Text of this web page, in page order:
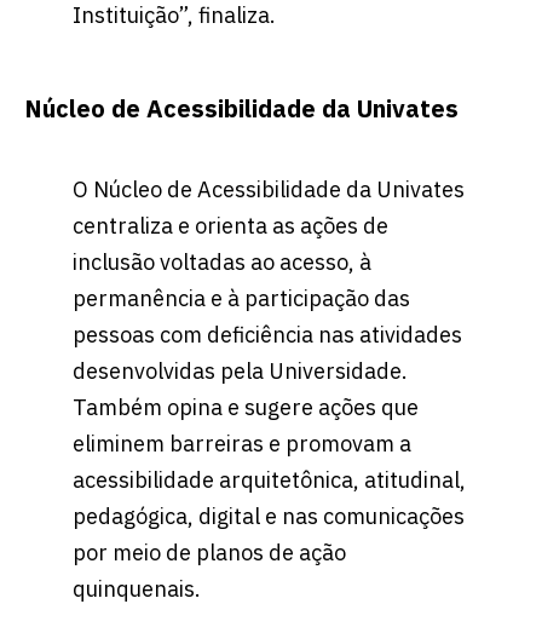
Instituição”, finaliza.
Núcleo de Acessibilidade da Univates
O Núcleo de Acessibilidade da Univates
centraliza e orienta as ações de
inclusão voltadas ao acesso, à
permanência e à participação das
pessoas com deficiência nas atividades
desenvolvidas pela Universidade.
Também opina e sugere ações que
eliminem barreiras e promovam a
acessibilidade arquitetônica, atitudinal,
pedagógica, digital e nas comunicações
por meio de planos de ação
quinquenais.